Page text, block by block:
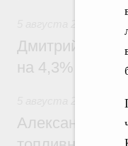
Дмитрий
на 4,3%,
Александр